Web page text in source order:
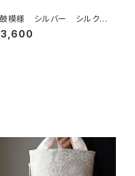
鼓模様 シルバー シルク帯リ
イク バッグチャーム型スクエ
ポーチ】メイクポーチ 旅